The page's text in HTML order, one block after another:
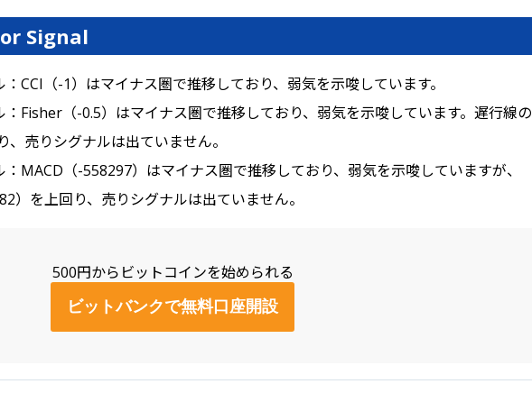
Signal
CCI（-1）はマイナス圏で推移しており、弱気を示唆しています。
Fisher（-0.5）はマイナス圏で推移しており、弱気を示唆しています。遅行線の
売りシグナルは出ていません。
MACD（-558297）はマイナス圏で推移しており、弱気を示唆していますが、
）を上回り、売りシグナルは出ていません。
500円からビットコインを始められる
ビットバンクで無料口座開設